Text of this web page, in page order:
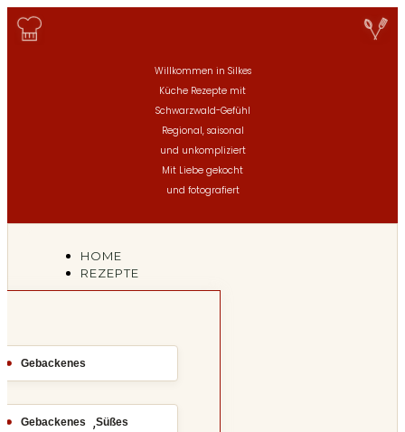
Willkommen in Silkes
Küche Rezepte mit
Schwarzwald-Gefühl
Regional, saisonal
und unkompliziert
Mit Liebe gekocht
und fotografiert
HOME
REZEPTE
Gebackenes
Gebackenes ,Süßes